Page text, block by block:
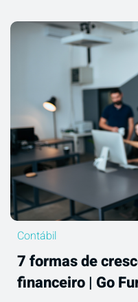
Contábil
7 formas de
financeiro | Go